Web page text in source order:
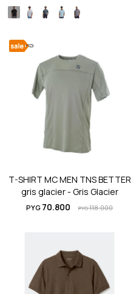
T-SHIRT MC MEN TNS BETTER
gris glacier - Gris Glacier
PYG 70.800 PYG118.000